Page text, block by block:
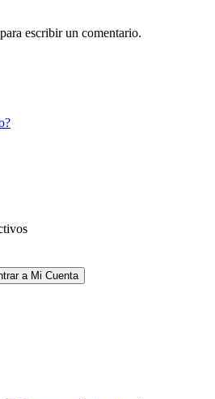
escribir un comentario.
a Mi Cuenta